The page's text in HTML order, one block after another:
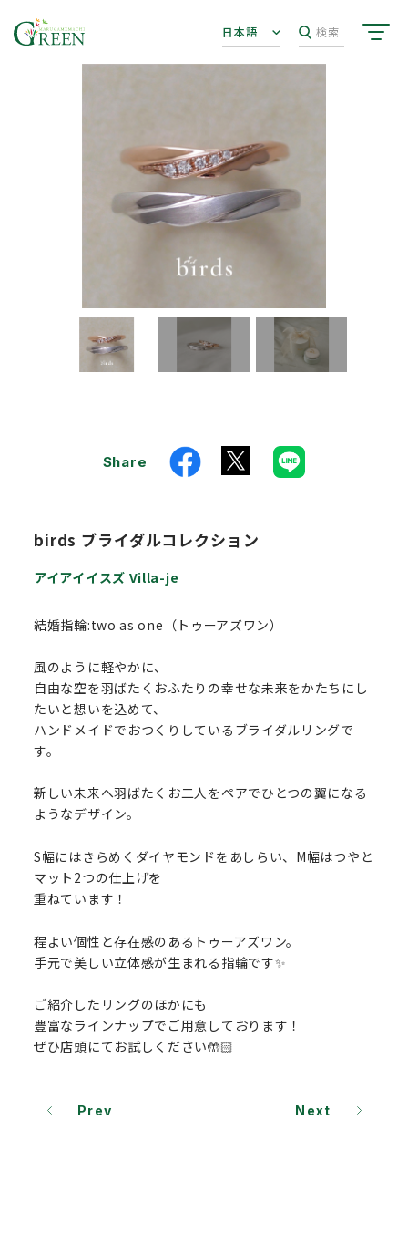
日本語 検索
Share
birds ブライダルコレクション
アイアイイスズ Villa-je
結婚指輪:two as one（トゥーアズワン）
風のように軽やかに、
自由な空を羽ばたくおふたりの幸せな未来をかたちにし
たいと想いを込めて、
ハンドメイドでおつくりしているブライダルリングで
す。
新しい未来へ羽ばたくお二人をペアでひとつの翼になる
ようなデザイン。
S幅にはきらめくダイヤモンドをあしらい、M幅はつやと
マット2つの仕上げを
重ねています！
程よい個性と存在感のあるトゥーアズワン。
手元で美しい立体感が生まれる指輪です✨️
ご紹介したリングのほかにも
豊富なラインナップでご用意しております！
ぜひ店頭にてお試しください🤲🏻
Prev Next